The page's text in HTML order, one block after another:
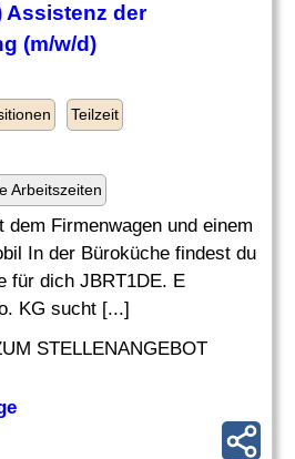
Assistenz der
(m/w/d)
Teilzeit
Arbeitszeiten
Firmenwagen und einem
In der Büroküche findest du
für dich JBRT1DE. E
KG sucht [...]
STELLENANGEBOT